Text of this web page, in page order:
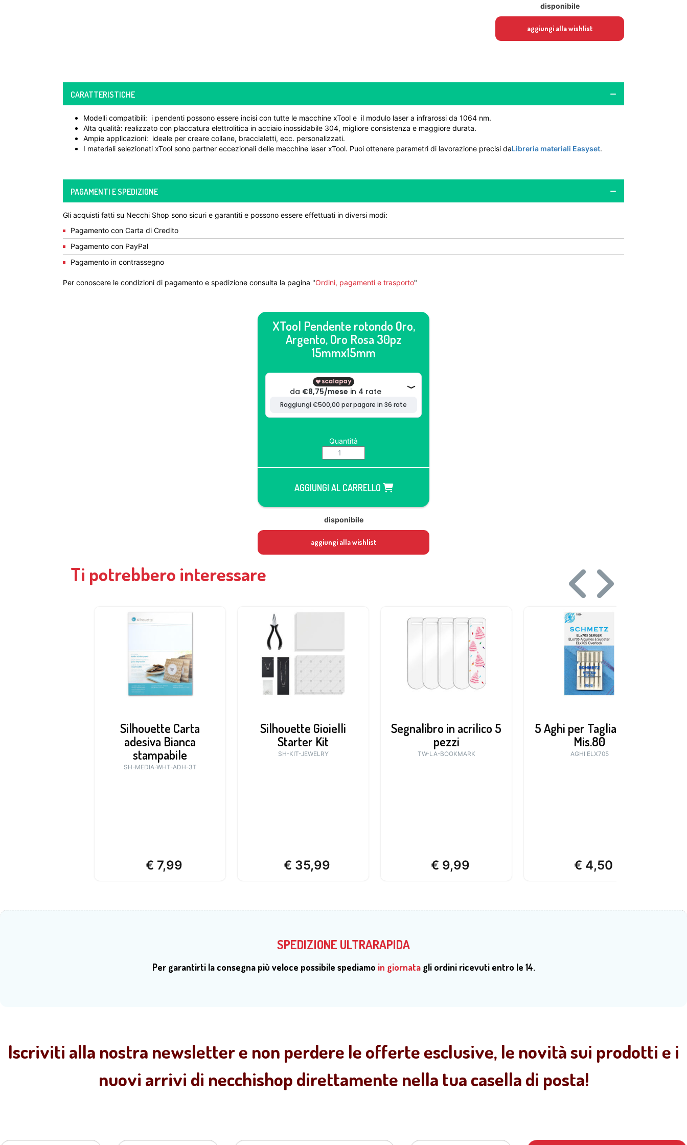
disponibile
aggiungi alla wishlist
CARATTERISTICHE
Modelli compatibili: i pendenti possono essere incisi con tutte le macchine xTool e il modulo laser a infrarossi da 1064 nm.
Alta qualità: realizzato con placcatura elettrolitica in acciaio inossidabile 304, migliore consistenza e maggiore durata.
Ampie applicazioni: ideale per creare collane, braccialetti, ecc. personalizzati.
I materiali selezionati xTool sono partner eccezionali delle macchine laser xTool. Puoi ottenere parametri di lavorazione precisi daLibreria materiali Easyset.
PAGAMENTI E SPEDIZIONE
Gli acquisti fatti su Necchi Shop sono sicuri e garantiti e possono essere effettuati in diversi modi:
Pagamento con Carta di Credito
Pagamento con PayPal
Pagamento in contrassegno
Per conoscere le condizioni di pagamento e spedizione consulta la pagina "Ordini, pagamenti e trasporto"
XTool Pendente rotondo Oro,
Argento, Oro Rosa 30pz
15mmx15mm
Quantità
AGGIUNGI AL CARRELLO
disponibile
aggiungi alla wishlist
Ti potrebbero interessare
Silhouette Carta
adesiva Bianca
stampabile
SH-MEDIA-WHT-ADH-3T
€ 7,99
Silhouette Gioielli
Starter Kit
SH-KIT-JEWELRY
€ 35,99
Segnalibro in acrilico 5
pezzi
TW-LA-BOOKMARK
€ 9,99
5 Aghi per Taglia&Cuci
Mis.80
AGHI ELX705
€ 4,50
SPEDIZIONE ULTRARAPIDA
Per garantirti la consegna più veloce possibile spediamo in giornatagli ordini ricevuti entro le 14.
Iscriviti alla nostra newsletter e non perdere le offerte esclusive, le novità sui prodotti e i
nuovi arrivi di necchishop direttamente nella tua casella di posta!